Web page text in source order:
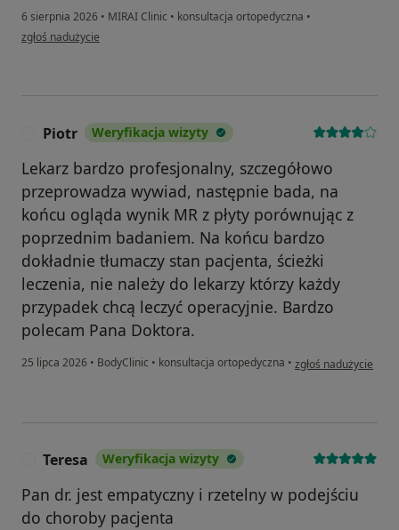
6 sierpnia 2026 • MIRAI Clinic • konsultacja ortopedyczna •
w opinii użytkownika Volodymyr
zgłoś nadużycie
Piotr Weryfikacja wizyty
Lekarz bardzo profesjonalny, szczegółowo
przeprowadza wywiad, następnie bada, na
końcu ogląda wynik MR z płyty porównując z
poprzednim badaniem. Na końcu bardzo
dokładnie tłumaczy stan pacjenta, ścieżki
leczenia, nie należy do lekarzy którzy każdy
przypadek chcą leczyć operacyjnie. Bardzo
polecam Pana Doktora.
25 lipca 2026 • BodyClinic • konsultacja ortopedyczna • w opinii użytkownika
zgłoś nadużycie
Teresa Weryfikacja wizyty
Pan dr. jest empatyczny i rzetelny w podejściu
do choroby pacjenta